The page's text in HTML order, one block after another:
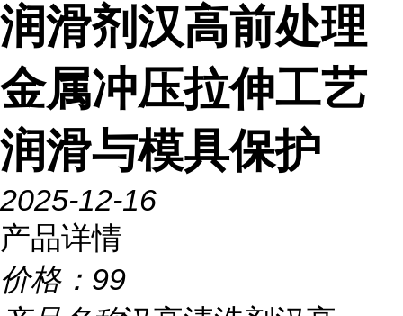
润滑剂汉高前处理
金属冲压拉伸工艺
润滑与模具保护
2025-12-16
产品详情
价格： 99